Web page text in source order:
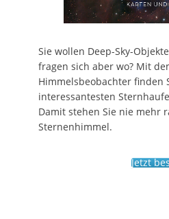
Sie wollen Deep-Sky-
fragen sich aber wo? Mit
Himmelsbeobachter finden
interessantesten
Damit stehen Sie nie mehr
Sternenhimmel.
Jetzt